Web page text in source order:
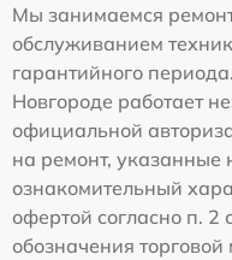
Мы занимаемся
обслуживанием
гарантийного
Новгороде работает
официальной
на ремонт, указанные
ознакомительный
офертой согласно п.
обозначения